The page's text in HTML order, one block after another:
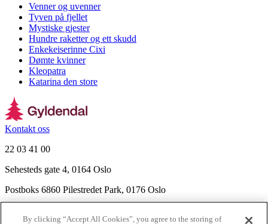
Venner og uvenner
Tyven på fjellet
Mystiske gjester
Hundre raketter og ett skudd
Enkekeiserinne Cixi
Dømte kvinner
Kleopatra
Katarina den store
Kontakt oss
22 03 41 00
Sehesteds gate 4, 0164 Oslo
Postboks 6860 Pilestredet Park, 0176 Oslo
By clicking “Accept All Cookies”, you agree to the storing of